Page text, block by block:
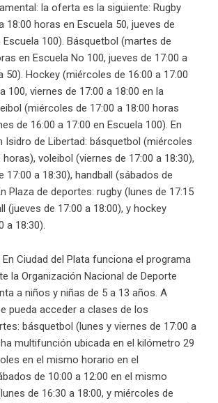
la oferta es la siguiente: Rugby
18:00 horas en Escuela 50, jueves de
Escuela 100). Básquetbol (martes de
en Escuela No 100, jueves de 17:00 a
50). Hockey (miércoles de 16:00 a 17:00
100, viernes de 17:00 a 18:00 en la
(miércoles de 17:00 a 18:00 horas
de 16:00 a 17:00 en Escuela 100). En
Isidro de Libertad: básquetbol (miércoles
horas), voleibol (viernes de 17:00 a 18:30),
17:00 a 18:30), handball (sábados de
Plaza de deportes: rugby (lunes de 17:15
(jueves de 17:00 a 18:00), y hockey
a 18:30).
En Ciudad del Plata funciona el programa
la Organización Nacional de Deporte
a niños y niñas de 5 a 13 años. A
pueda acceder a clases de los
básquetbol (lunes y viernes de 17:00 a
multifunción ubicada en el kilómetro 29
en el mismo horario en el
de 10:00 a 12:00 en el mismo
de 16:30 a 18:00, y miércoles de